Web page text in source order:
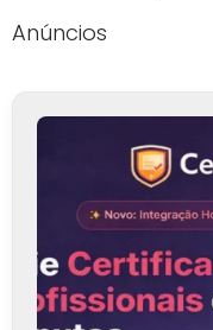
Anúncios